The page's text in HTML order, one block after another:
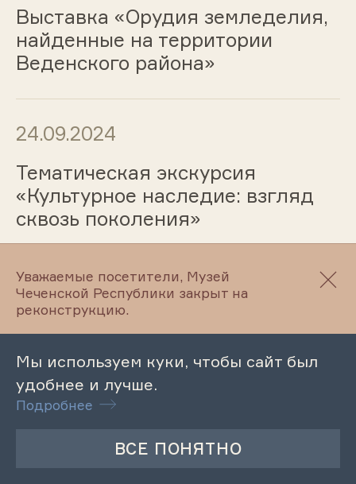
Выставка «Орудия земледелия,
найденные на территории
Веденского района»
24.09.2024
Тематическая экскурсия
«Культурное наследие: взгляд
сквозь поколения»
24.09.2024
Мастер-класс для детей
-инвалидов «Портрет осени»
Лекция «Воспитание у чеченцев
Уважаемые посетители, Музей
Чеченской Республики закрыт на
реконструкцию.
Мы используем куки, чтобы сайт был
удобнее и лучше.
Подробнее